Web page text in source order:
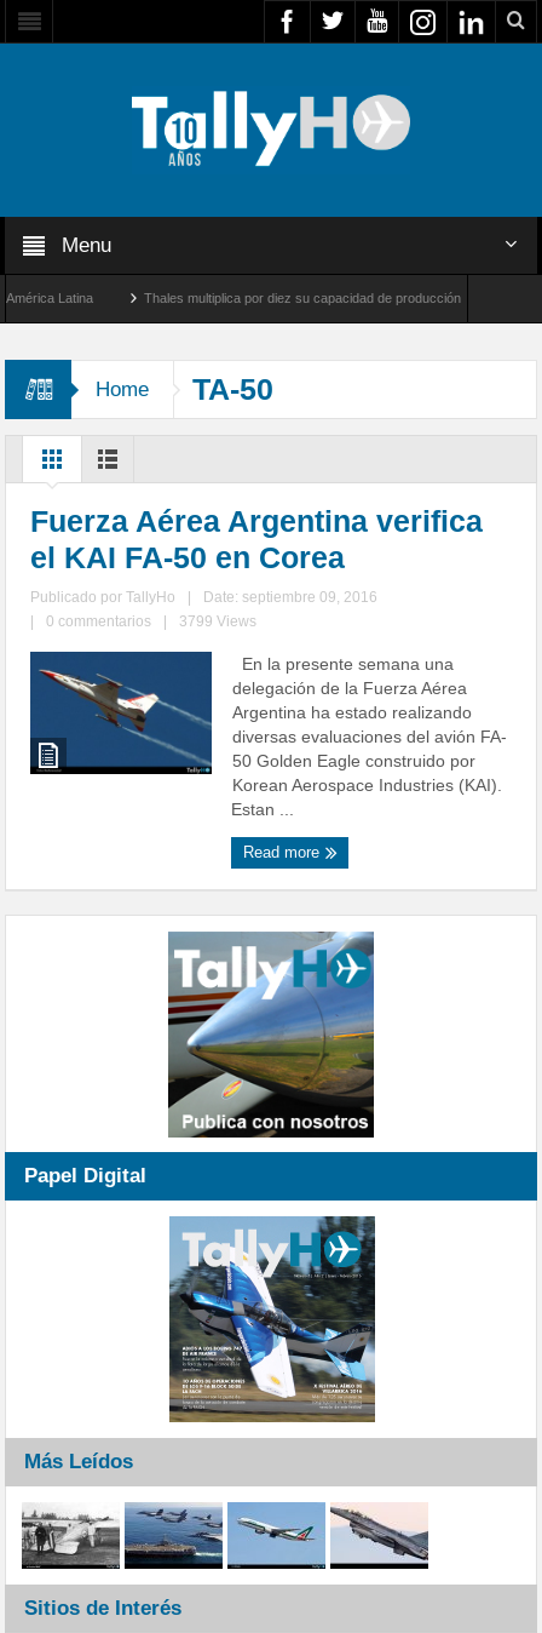
Menu
Latina Thales multiplica por diez su capacidad de producción de radares en
Home TA-50
Fuerza Aérea Argentina verifica
el KAI FA-50 en Corea
Publicado porTallyHo
Date: septiembre 09, 2016
0 commentarios 3799 Views
En la presente semana una
delegación de la Fuerza Aérea
Argentina ha estado realizando
diversas evaluaciones del avión FA-
50 Golden Eagle construido por
Korean Aerospace Industries (KAI).
Estan ...
Read more
Papel Digital
Más Leídos
Sitios de Interés